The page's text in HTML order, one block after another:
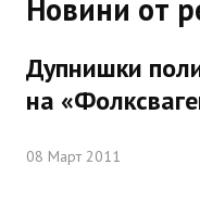
Важни телефонни
Новини от
Дупнишки
на
08 Март 2011